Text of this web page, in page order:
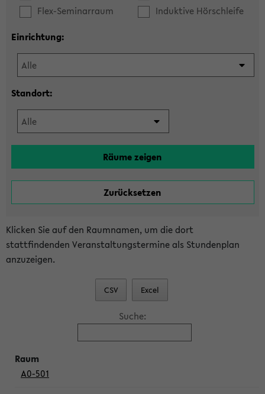
Flex-Seminarraum
Induktive Hörschleife
Einrichtung:
Standort:
Klicken Sie auf den Raumnamen, um die dort
stattfindenden Veranstaltungstermine als Stundenplan
anzuzeigen.
CSV Excel
Suche:
A0-501